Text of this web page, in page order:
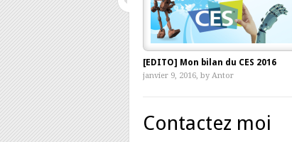
[EDITO] Mon bilan du CES 2016
janvier 9, 2016, by Antor
Contactez moi